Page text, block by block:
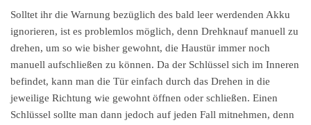
Solltet ihr die Warnung bezüglich des bald leer werdenden Akku
ignorieren, ist es problemlos möglich, denn Drehknauf manuell zu
drehen, um so wie bisher gewohnt, die Haustür immer noch
manuell aufschließen zu können. Da der Schlüssel sich im Inneren
befindet, kann man die Tür einfach durch das Drehen in die
jeweilige Richtung wie gewohnt öffnen oder schließen. Einen
Schlüssel sollte man dann jedoch auf jeden Fall mitnehmen, denn